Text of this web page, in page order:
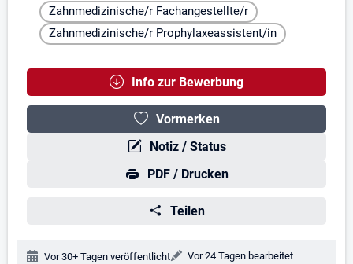
Zahnmedizinische/r Fachangestellte/r
Zahnmedizinische/r Prophylaxeassistent/in
Info zur Bewerbung
Vormerken
Notiz / Status
PDF / Drucken
Teilen
Veröffentlichungsdatum:
Vor 30+ Tagen veröffentlicht Änderungsdatum:
Vor 24 Tagen bearbeitet